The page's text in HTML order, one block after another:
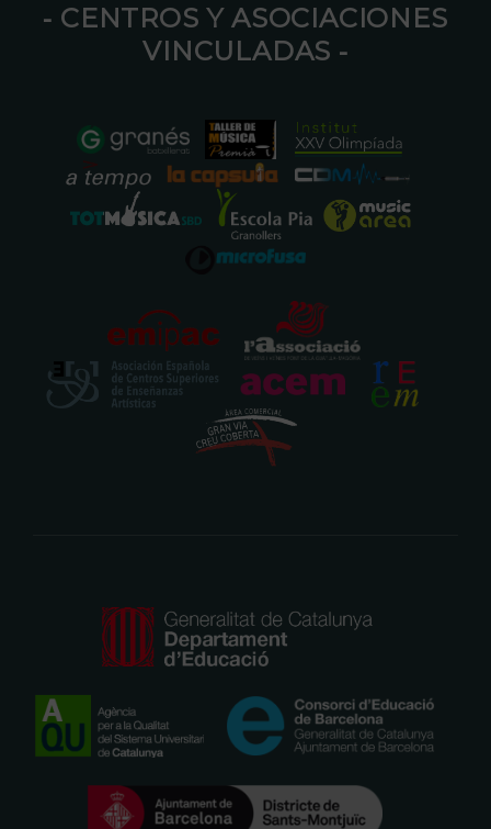
⁃ CENTROS Y ASOCIACIONES
VINCULADAS ⁃